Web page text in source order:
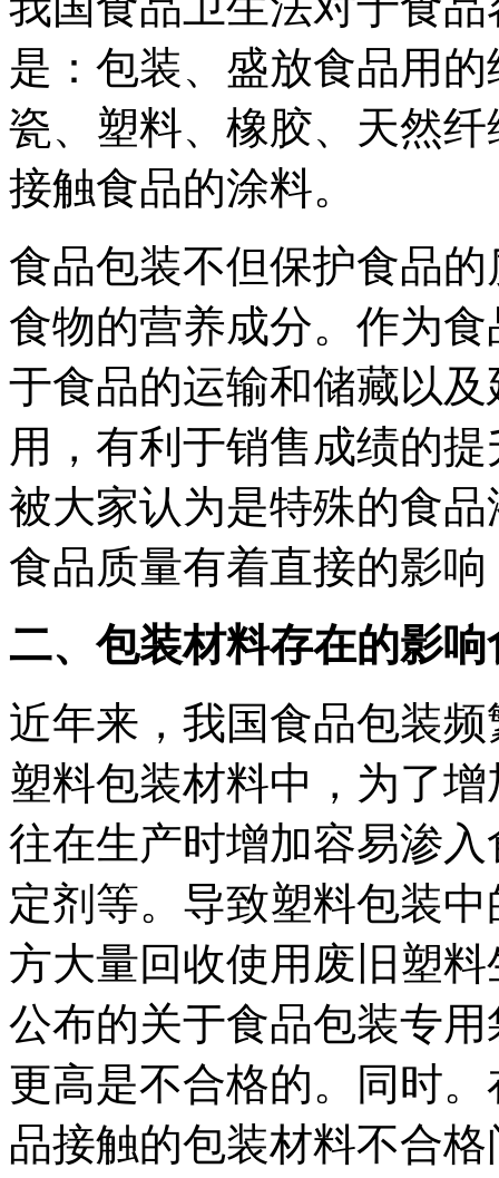
是：包装、盛放食品用
瓷、塑料、橡胶、天然
接触食品的涂料。
食品包装不但保护食品
食物的营养成分。作为
于食品的运输和储藏以
用，有利于销售成绩的
被大家认为是特殊的食
食品质量有着直接的影
二、包装材料存在的影
近年来，我国食品包装
塑料包装材料中，为了
往在生产时增加容易渗
定剂等。导致塑料包装
方大量回收使用废旧塑
公布的关于食品包装专
更高是不合格的。同时
品接触的包装材料不合